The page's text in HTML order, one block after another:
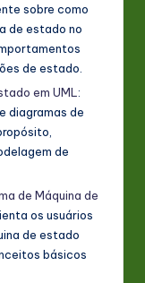
sobre como
de estado no
de estado.
em UML :
diagramas de
de
de Máquina de
os usuários
de estado
básicos